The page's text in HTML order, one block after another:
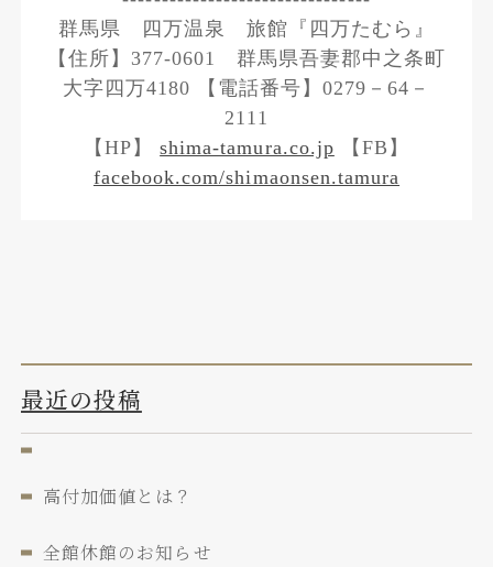
群馬県 四万温泉 旅館『四万たむら』
【住所】377-0601 群馬県吾妻郡中之条町
大字四万4180 【電話番号】0279－64－
2111
【HP】shima-tamura.co.jp 【FB】
facebook.com/shimaonsen.tamura
最近の投稿
高付加価値とは？
全館休館のお知らせ